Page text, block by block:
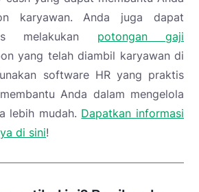
karyawan. Anda juga dapat
melakukan potongan gaji
yang telah diambil karyawan di
software HR yang praktis
Anda dalam mengelola
lebih mudah. Dapatkan informasi
di sini!